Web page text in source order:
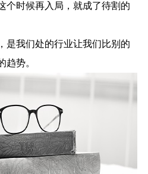
个时候再入局，就成了待割的
是我们处的行业让我们比别的
趋势。